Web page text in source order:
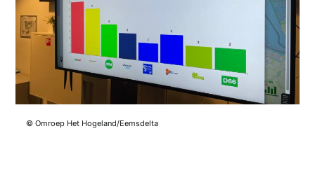
© Omroep Het Hogeland/Eemsdelta